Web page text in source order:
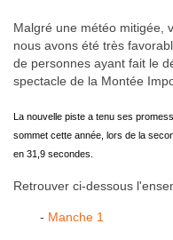
Malgré une météo mitigée,
nous avons été très
de personnes ayant fait le
spectacle de la Montée
La nouvelle piste a tenu ses
sommet cette année, lors de la
en 31,9 secondes.
Retrouver ci-dessous
- Manche 1